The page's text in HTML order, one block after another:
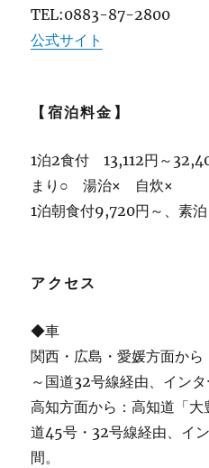
TEL:0883-87-2800
公式サイト
【宿泊料金】
1泊2食付 13,112円～
まり○ 湯治× 自炊×
1泊朝食付9,720円～、素
アクセス
◆車
関西・広島・愛媛方面から
～国道32号線経由、イン
高知方面から：高知道「
道45号・32号線経由、イ
間。